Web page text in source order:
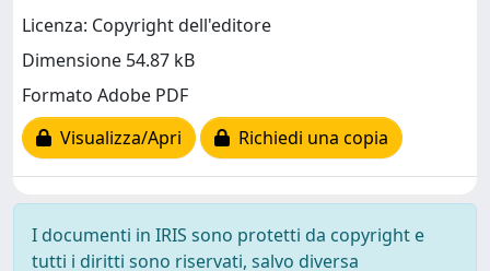
Licenza: Copyright dell'editore
Dimensione 54.87 kB
Formato Adobe PDF
Visualizza/Apri
Richiedi una copia
I documenti in IRIS sono protetti da copyright e
tutti i diritti sono riservati, salvo diversa